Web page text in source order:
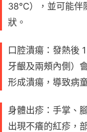
38°C），並可能伴
狀。
口腔潰瘍：發熱後
牙齦及兩頰內側）
形成潰瘍，導致病
身體出疹：手掌、
出現不癢的紅疹，